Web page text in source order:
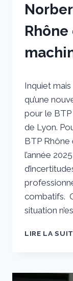
sstradiotto
Inquiet
qu’une
pour le
de Lyon.
BTP
l’année
combatifs.
situation
LIRE LA